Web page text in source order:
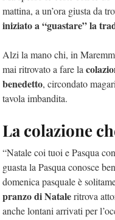
mattina, a un’ora giusta da
iniziato a “guastare” la
Alzi la mano chi, in
mai ritrovato a fare la
benedetto, circondato
tavola imbandita.
La colazione
“Natale coi tuoi e Pasqua
guasta la Pasqua conosce
domenica pasquale è
pranzo di Nataleritrova
anche lontani arrivati per